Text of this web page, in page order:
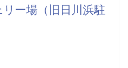
ー場（旧日川浜駐